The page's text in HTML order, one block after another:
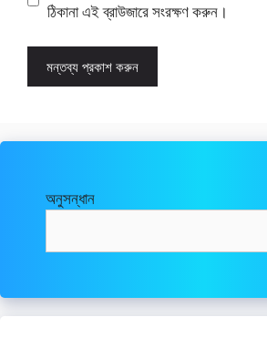
ঠিকানা এই ব্রাউজারে সংরক্ষণ করুন।
অনুসন্ধান